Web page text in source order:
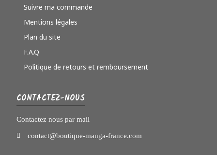
Suivre ma commande
Mentions légales
Plan du site
F.A.Q
Politique de retours et remboursement
CONTACTEZ-NOUS
Contactez nous par mail
contact@boutique-manga-france.com